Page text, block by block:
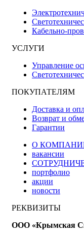
Кабельно-
УСЛУГИ
Управление
ПОКУПАТЕЛЯМ
Доставка и
Возврат и
Гарантии
О
вакансии
портфолио
акции
новости
РЕКВИЗИТЫ
ООО «Крымская